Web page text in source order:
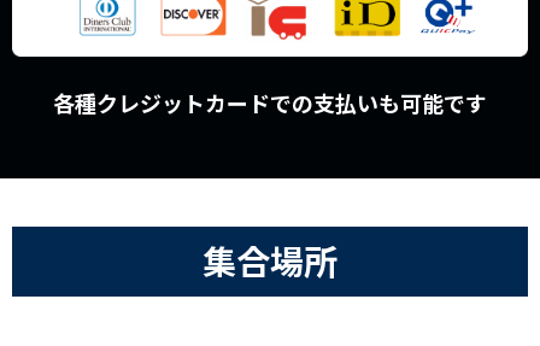
各種クレジットカードでの支払いも可能です
集合場所